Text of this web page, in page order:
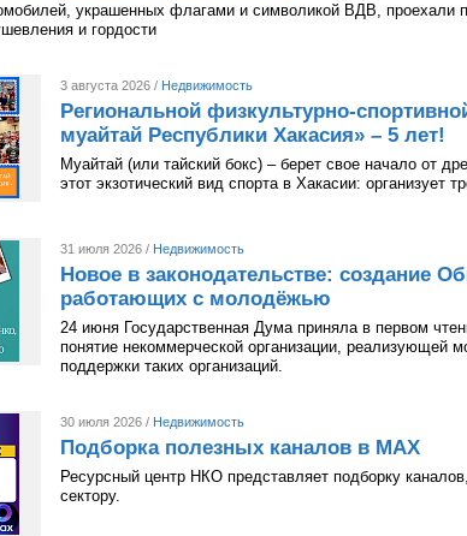
украшенных флагами и символикой ВДВ, проехали
и гордости
3 августа 2026 / Недвижимость
Региональной физкультурно-
муайтай Республики Хакасия» – 5 лет!
Муайтай (или тайский бокс) – берет свое начало от
этот экзотический вид спорта в Хакасии: организует
31 июля 2026 / Недвижимость
Новое в законодательстве: создание
работающих с молодёжью
24 июня Государственная Дума приняла в первом
понятие некоммерческой организации, реализующей
поддержки таких организаций.
30 июля 2026 / Недвижимость
Подборка полезных каналов в МАХ
Ресурсный центр НКО представляет подборку
сектору.